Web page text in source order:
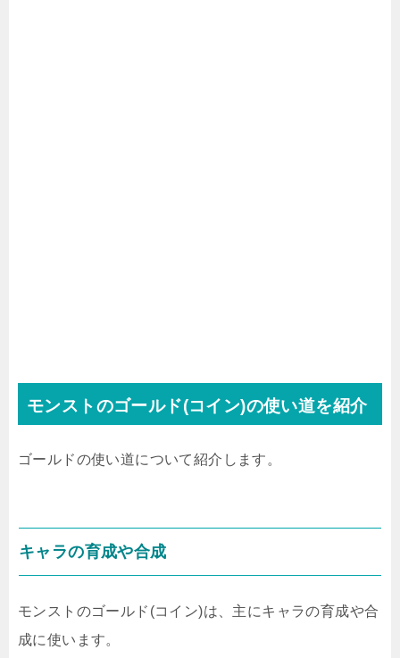
モンストのゴールド(コイン)の使い道を紹介
ゴールドの使い道について紹介します。
キャラの育成や合成
モンストのゴールド(コイン)は、主にキャラの育成や合
成に使います。